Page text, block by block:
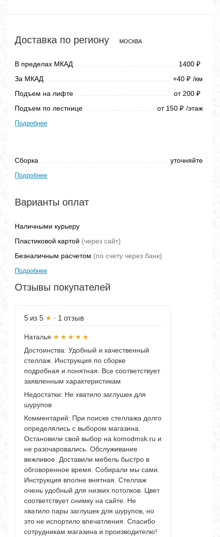
Доставка по региону МОСКВА
В пределах МКАД 1400 ₽
За МКАД +40 ₽ /км
Подъем на лифте
от 200 ₽
Подъем по лестнице от 150 ₽ /этаж
Подробнее
Сборка уточняйте
Подробнее
Варианты оплат
Наличными курьеру
Пластиковой картой (через сайт)
Безналичным расчетом (по счету через банк)
Подробнее
Отзывы покупателей
5 из 5 ★ · 1 отзыв
Наталья ★★★★★
Достоинства: Удобный и качественный
стеллаж. Инструкция по сборке
подробная и понятная. Все соответствует
заявленным характеристикам
Недостатки: Не хватило заглушек для
шурупов
Комментарий: При поиске стеллажа долго
определялись с выбором магазина.
Остановили свой выбор на komodmsk.ru и
не разочаровались. Обслуживание
вежливое. Доставили мебель быстро в
обговоренное время. Собирали мы сами.
Инструкция вполне внятная. Стеллаж
очень удобный для низких потолков. Цвет
соответствует снимку на сайте. Не
хватило пары заглушек для шурупов, но
это не испортило впечатления. Спасибо
сотрудникам магазина и производителю!